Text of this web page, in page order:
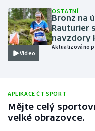
Plavání
Plážový volejbal
Rychlobruslení
Rychlostní kanoistika
Video
OSTATNÍ
Bronz na
Rauturier
navzdory
Aktualizováno
APLIKACE ČT SPORT
Mějte celý
velké obrazovce.